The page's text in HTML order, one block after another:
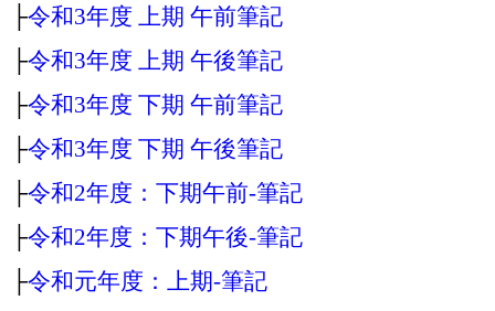
├令和3年度 上期 午前筆記
├令和3年度 上期 午後筆記
├令和3年度 下期 午前筆記
├令和3年度 下期 午後筆記
├令和2年度：下期午前‐筆記
├令和2年度：下期午後‐筆記
├令和元年度：上期‐筆記